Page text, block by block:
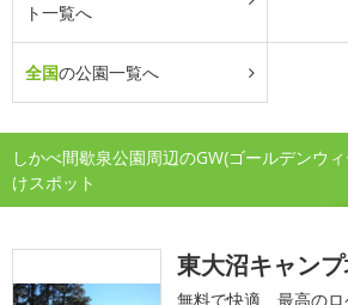
ト一覧へ
全国の公園一覧へ
しかべ間歇泉公園周辺のGW(ゴールデンウ
けスポット
東大沼キャン
無料で快適、最高の